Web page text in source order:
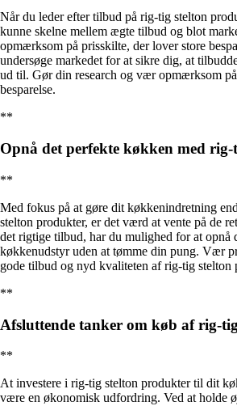
Når du leder efter tilbud på rig-tig stelton
kunne skelne mellem ægte tilbud og blot
opmærksom på prisskilte, der lover store
undersøge markedet for at sikre dig, at
ud til. Gør din research og vær opmærksom
besparelse.
**
Opnå det perfekte køkken med
**
Med fokus på at gøre dit køkkenindretning
stelton produkter, er det værd at vente på de
det rigtige tilbud, har du mulighed for at opnå
køkkenudstyr uden at tømme din pung. Vær
gode tilbud og nyd kvaliteten af rig-tig stelton
**
Afsluttende tanker om køb af rig-
**
At investere i rig-tig stelton produkter til dit
være en økonomisk udfordring. Ved at holde